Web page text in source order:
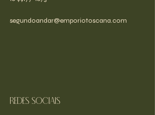
segundoandar@emporiotoscana.com
Redes sociais